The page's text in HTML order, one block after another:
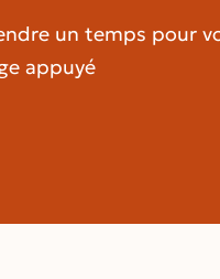
un temps pour
appuyé